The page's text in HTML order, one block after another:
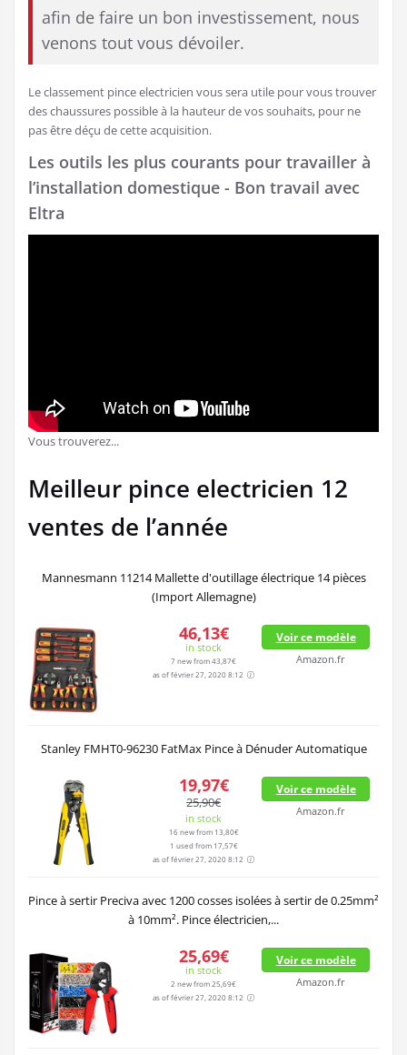
afin de faire un bon investissement, nous
venons tout vous dévoiler.
Le classement pince electricien vous sera utile pour vous trouver
des chaussures possible à la hauteur de vos souhaits, pour ne
pas être déçu de cette acquisition.
Les outils les plus courants pour travailler à
l’installation domestique - Bon travail avec
Eltra
Vous trouverez...
Meilleur pince electricien 12
ventes de l’année
Mannesmann 11214 Mallette d'outillage électrique 14 pièces
(Import Allemagne)
46,13€
in stock
7 new from 43,87€
as of février 27, 2020 8:12
Voir ce modèle
Amazon.fr
Stanley FMHT0-96230 FatMax Pince à Dénuder Automatique
19,97€
25,90€
in stock
16 new from 13,80€
1 used from 17,57€
as of février 27, 2020 8:12
Voir ce modèle
Amazon.fr
Pince à sertir Preciva avec 1200 cosses isolées à sertir de 0.25mm²
à 10mm². Pince électricien,...
25,69€
in stock
2 new from 25,69€
as of février 27, 2020 8:12
Voir ce modèle
Amazon.fr